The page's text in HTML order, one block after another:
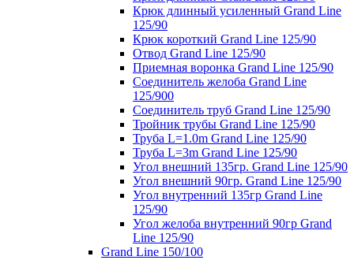
Крюк длинный усиленный Grand Line
125/90
Крюк короткий Grand Line 125/90
Отвод Grand Line 125/90
Приемная воронка Grand Line 125/90
Соединитель желоба Grand Line
125/900
Соединитель труб Grand Line 125/90
Тройник трубы Grand Line 125/90
Труба L=1.0m Grand Line 125/90
Труба L=3m Grand Line 125/90
Угол внешний 135гр. Grand Line 125/90
Угол внешний 90гр. Grand Line 125/90
Угол внутренний 135гр Grand Line
125/90
Угол желоба внутренний 90гр Grand
Line 125/90
Grand Line 150/100